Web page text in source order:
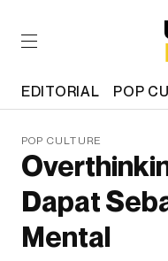
EDITORIAL POP
POP CULTURE
Dapat
Mental